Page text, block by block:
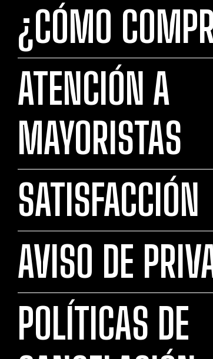
¿CÓMO
ATENCIÓN A
MAYORISTAS
SATISFACCIÓN
AVISO DE
POLÍTICAS DE